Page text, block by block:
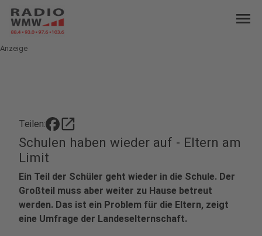
menu
Anzeige
Teilen: open_in_new
Schulen haben wieder auf - Eltern am
Limit
Ein Teil der Schüler geht wieder in die Schule. Der
Großteil muss aber weiter zu Hause betreut
werden. Das ist ein Problem für die Eltern, zeigt
eine Umfrage der Landeselternschaft.